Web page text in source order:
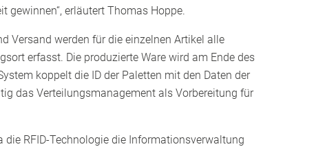
gewinnen“, erläutert Thomas Hoppe.
Versand werden für die einzelnen Artikel alle
erfasst. Die produzierte Ware wird am Ende des
koppelt die ID der Paletten mit den Daten der
das Verteilungsmanagement als Vorbereitung für
RFID-Technologie die Informationsverwaltung